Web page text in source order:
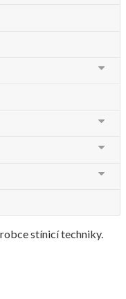
stínicí techniky.